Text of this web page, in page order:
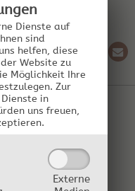
Dienste auf
sind
helfen, diese
Website zu
Möglichkeit Ihre
Zur
in
uns freuen,
Externe
jemals jemand
holz chips